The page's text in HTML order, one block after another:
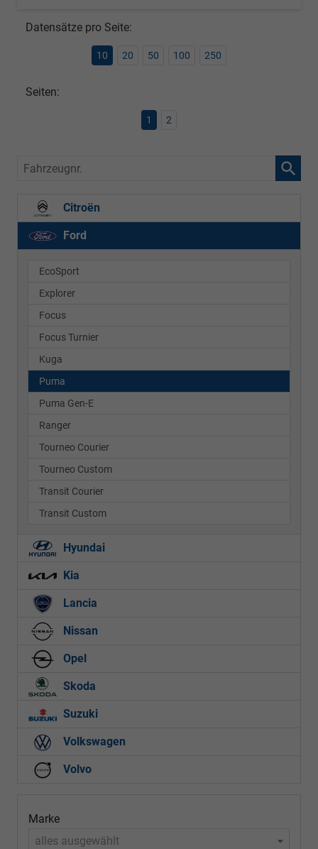
Datensätze pro Seite:
10 20 50 100 250
Seiten:
1 2
Fahrzeugnr.
Citroën
Ford
EcoSport
Explorer
Focus
Focus Turnier
Kuga
Puma
Puma Gen-E
Ranger
Tourneo Courier
Tourneo Custom
Transit Courier
Transit Custom
Hyundai
Kia
Lancia
Nissan
Opel
Skoda
Suzuki
Volkswagen
Volvo
Marke
alles ausgewählt